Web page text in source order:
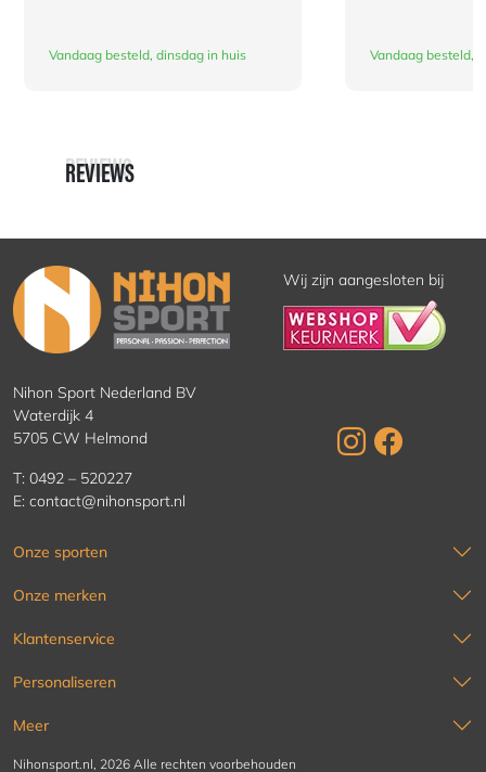
Vandaag besteld, dinsdag in huis Vandaag besteld,
REVIEWS
REVIEWS
Wij zijn aangesloten bij
Nihon Sport Nederland BV
Waterdijk 4
5705 CW Helmond
T: 0492 – 520227
E: contact@nihonsport.nl
Onze sporten
Onze merken
Klantenservice
Personaliseren
Meer
Nihonsport.nl, 2026 Alle rechten voorbehouden